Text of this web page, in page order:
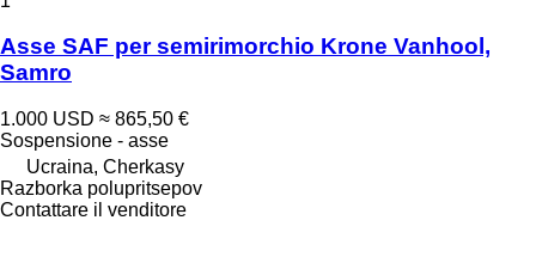
Asse SAF per semirimorchio Krone Vanhool,
Samro
1.000 USD ≈ 865,50 €
Sospensione - asse
Ucraina, Cherkasy
Razborka polupritsepov
Contattare il venditore